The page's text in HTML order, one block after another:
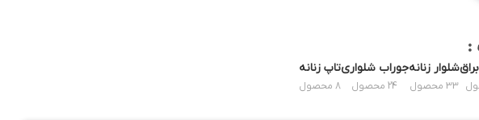
:
شلوار زنانه
33 محصول
جوراب شلواری
24 محصول
تاپ زنانه
8 محصول